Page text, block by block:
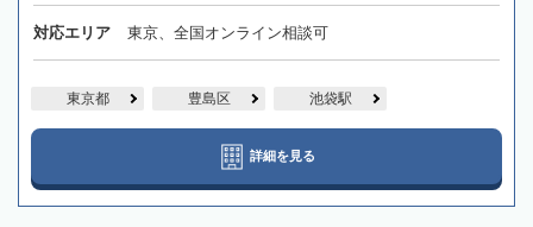
対応エリア 東京、全国オンライン相談可
東京都 豊島区 池袋駅
詳細を見る